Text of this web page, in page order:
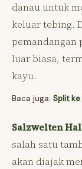
danau untuk
keluar tebing.
pemandangan
luar biasa,
kayu.
Baca juga: Split
Salzwelten
salah satu
akan diajak